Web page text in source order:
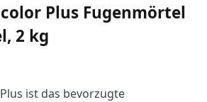
Plus Fugenmörtel
2 kg
ist das bevorzugte